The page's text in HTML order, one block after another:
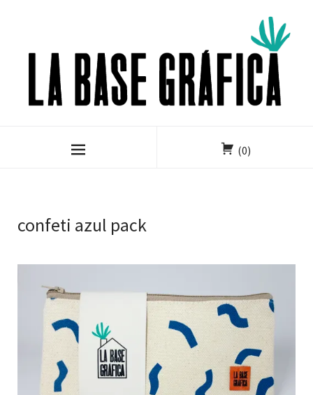
(0)
confeti azul pack